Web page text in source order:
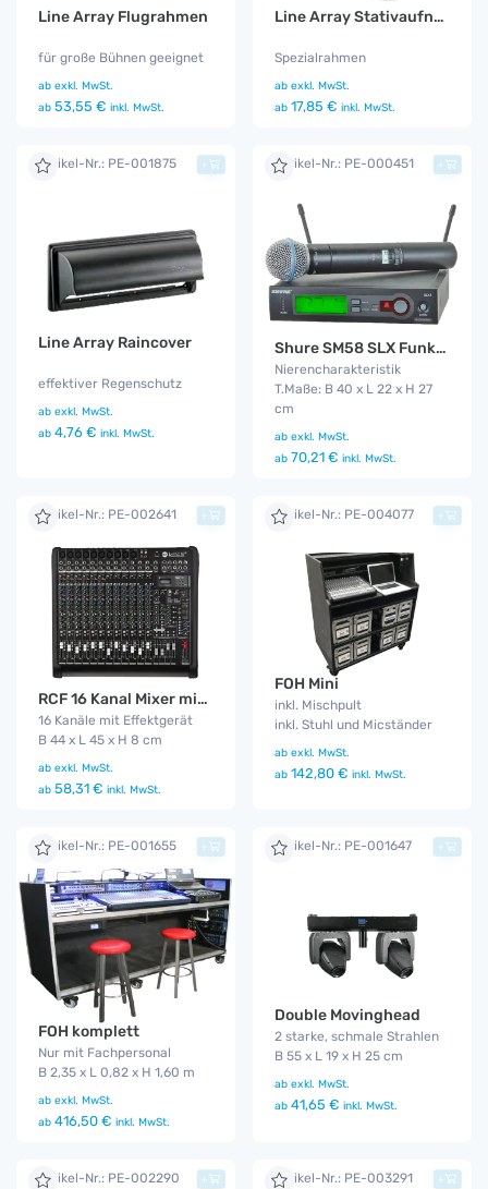
Line Array Flugrahmen
für große Bühnen geeignet
ab exkl. MwSt.
ab 53,55 € inkl. MwSt.
Line Array Stativaufnahme
Spezialrahmen
ab exkl. MwSt.
ab 17,85 € inkl. MwSt.
Artikel-Nr.: PE-001875
Line Array Raincover
effektiver Regenschutz
ab exkl. MwSt.
ab 4,76 € inkl. MwSt.
+ Artikel-Nr.: PE-000451
Shure SM58 SLX Funkmikro
Nierencharakteristik
T.Maße: B 40 x L 22 x H 27
cm
ab exkl. MwSt.
ab 70,21 € inkl. MwSt.
+
Artikel-Nr.: PE-002641
RCF 16 Kanal Mixer mit MP3 Player
16 Kanäle mit Effektgerät
B 44 x L 45 x H 8 cm
ab exkl. MwSt.
ab 58,31 € inkl. MwSt.
+ Artikel-Nr.: PE-004077
FOH Mini
inkl. Mischpult
inkl. Stuhl und Micständer
ab exkl. MwSt.
ab 142,80 € inkl. MwSt.
+
Artikel-Nr.: PE-001655
FOH komplett
Nur mit Fachpersonal
B 2,35 x L 0,82 x H 1,60 m
ab exkl. MwSt.
ab 416,50 € inkl. MwSt.
+ Artikel-Nr.: PE-001647
Double Movinghead
2 starke, schmale Strahlen
B 55 x L 19 x H 25 cm
ab exkl. MwSt.
ab 41,65 € inkl. MwSt.
+
Artikel-Nr.: PE-002290 + Artikel-Nr.: PE-003291 +